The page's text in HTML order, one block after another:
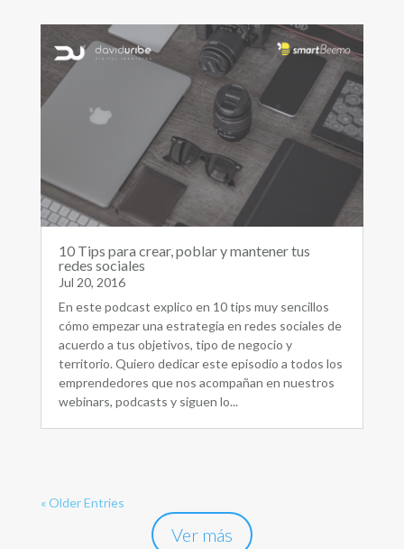
10 Tips para crear, poblar y mantener tus
redes sociales
Jul 20, 2016
En este podcast explico en 10 tips muy sencillos
cómo empezar una estrategia en redes sociales de
acuerdo a tus objetivos, tipo de negocio y
territorio. Quiero dedicar este episodio a todos los
emprendedores que nos acompañan en nuestros
webinars, podcasts y siguen lo...
« Older Entries
Ver más